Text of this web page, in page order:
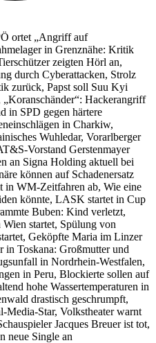
ortet „Angriff auf
in Grenznähe: Kritik
zeigten Hörl an,
durch Cyberattacken, Strolz
zurück, Papst soll Suu Kyi
Hackerangriff
in SPD gegen härtere
in Charkiw,
Wuhledar, Vorarlberger
Vorstand Gerstenmayer
an Signa Holding aktuell bei
können auf Schadenersatz
in WM-Zeitfahren ab, Wie eine
könnte, LASK startet in Cup
Buben: Kind verletzt,
startet, Spülung von
Geköpfte Maria im Linzer
Toskana: Großmutter und
in Nordrhein-Westfalen,
in Peru, Blockierte sollen auf
hohe Wassertemperaturen in
drastisch geschrumpft,
Star, Volkstheater warnt
Jacques Breuer ist tot,
neue Single an